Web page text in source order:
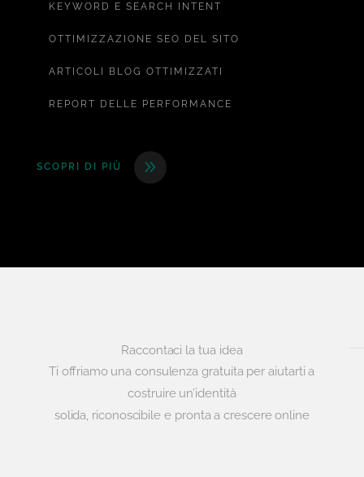
KEYWORD E SEARCH INTENT
OTTIMIZZAZIONE SEO DEL SITO
ARTICOLI BLOG OTTIMIZZATI
REPORT DELLE PERFORMANCE
SCOPRI DI PIÙ
Raccontaci la tua idea
Ti offriamo una consulenza gratuita per aiutarti a
costruire un’identità
solida, riconoscibile e pronta a crescere online